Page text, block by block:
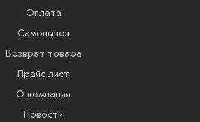
Оплата
Самовывоз
Возврат товара
Прайс лист
О компании
Новости